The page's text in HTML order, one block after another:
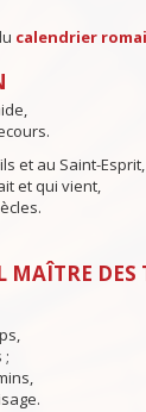
calendrier
et au Saint-Esprit,
et qui vient,
MAÎTRE DES
;